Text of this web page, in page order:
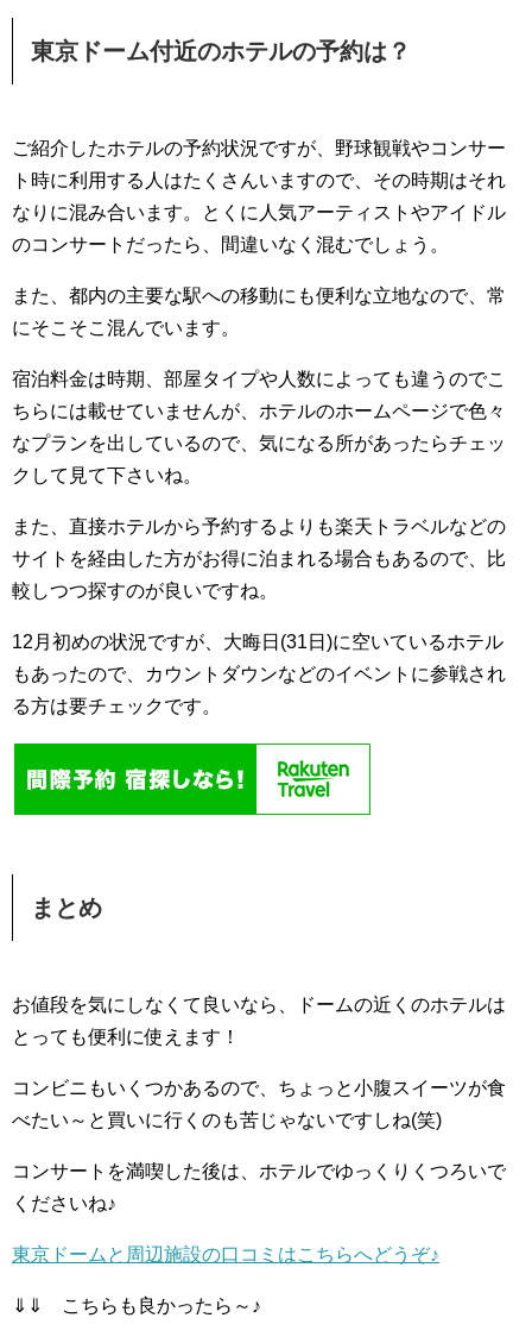
東京ドーム付近のホテルの予約は？
ご紹介したホテルの予約状況ですが、野球観戦やコンサー
ト時に利用する人はたくさんいますので、その時期はそれ
なりに混み合います。とくに人気アーティストやアイドル
のコンサートだったら、間違いなく混むでしょう。
また、都内の主要な駅への移動にも便利な立地なので、常
にそこそこ混んでいます。
宿泊料金は時期、部屋タイプや人数によっても違うのでこ
ちらには載せていませんが、ホテルのホームページで色々
なプランを出しているので、気になる所があったらチェッ
クして見て下さいね。
また、直接ホテルから予約するよりも楽天トラベルなどの
サイトを経由した方がお得に泊まれる場合もあるので、比
較しつつ探すのが良いですね。
12月初めの状況ですが、大晦日(31日)に空いているホテル
もあったので、カウントダウンなどのイベントに参戦され
る方は要チェックです。
まとめ
お値段を気にしなくて良いなら、ドームの近くのホテルは
とっても便利に使えます！
コンビニもいくつかあるので、ちょっと小腹スイーツが食
べたい～と買いに行くのも苦じゃないですしね(笑)
コンサートを満喫した後は、ホテルでゆっくりくつろいで
くださいね♪
東京ドームと周辺施設の口コミはこちらへどうぞ♪
⇓⇓ こちらも良かったら～♪